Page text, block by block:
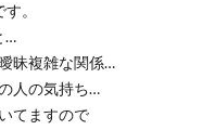
。
…
昧複雑な関係…
人の気持ち…
てますので